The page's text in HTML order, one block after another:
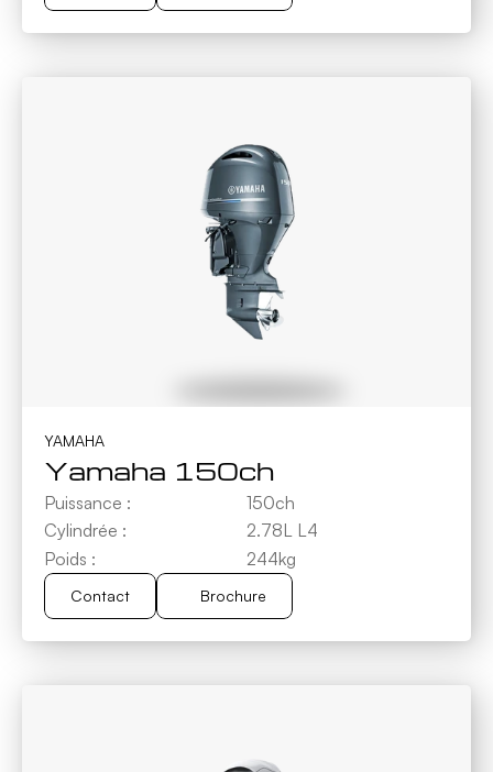
BATEAUX NEUFS
Contact
Brochure
YAMAHA
Yamaha 150ch
Puissance :
150ch
Cylindrée :
2.78L L4
Poids :
244kg
Contact
Contact
Brochure
Brochure